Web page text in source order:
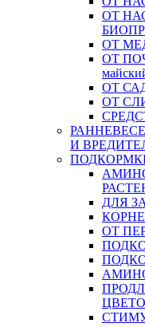
ОТ
ОТ
ОТ
ОТ
ОТ
И
ДЛЯ
ОТ